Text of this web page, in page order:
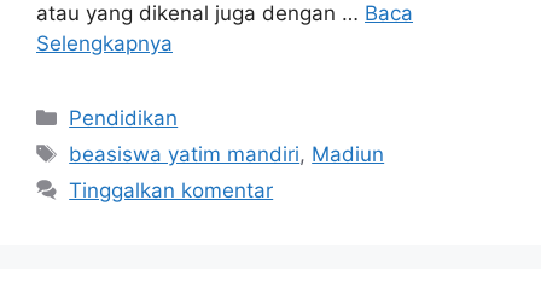
atau yang dikenal juga dengan … Baca
Selengkapnya
Pendidikan
beasiswa yatim mandiri, Madiun
Tinggalkan komentar